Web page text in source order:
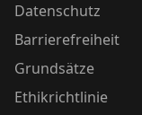
Datenschutz
Barrierefreiheit
Grundsätze
Ethikrichtlinie